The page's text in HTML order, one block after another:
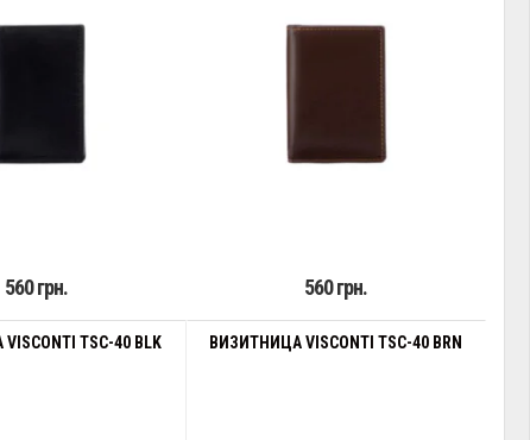
560 грн. 560 грн.
TSC-40 BLK ВИЗИТНИЦА VISCONTI TSC-40 BRN